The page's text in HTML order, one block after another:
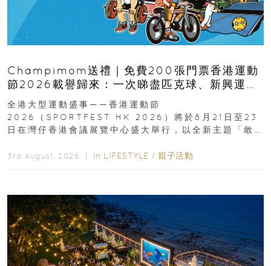
Champimom送禮｜免費200張門票香港運動
節2026載譽歸來：一次睇盡匹克球、新興運
動、街舞比賽＋逾百運動品牌展覽
全港大型運動盛事——香港運動節
2026（SPORTFEST HK 2026）將於8月21日至23
日在灣仔香港會議展覽中心盛大舉行，以全新主題「敢
3rd August, 2026 ｜ In LIFESTYLE / 親子活動